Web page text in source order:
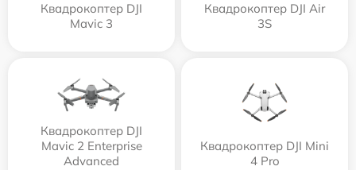
Квадрокоптер DJI
Mavic 3
Квадрокоптер DJI Air
3S
Квадрокоптер DJI
Mavic 2 Enterprise
Advanced
Квадрокоптер DJI Mini
4 Pro